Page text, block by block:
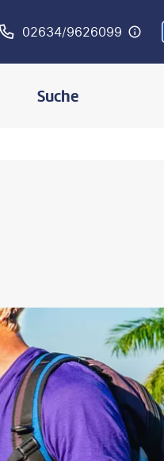
02634/9626099
Suche